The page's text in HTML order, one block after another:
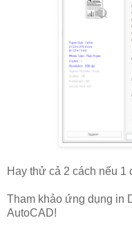
Hay thử cả 2 cách nếu
Tham khảo ứng dụng in
AutoCAD!